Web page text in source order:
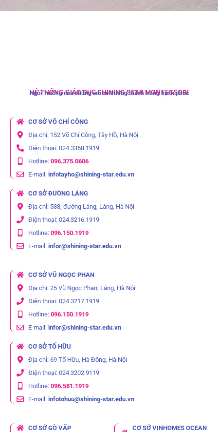
HỆ THỐNG GIÁO DỤC SHINING STAR MONTESSORI
Ngôi Trường của những em bé trưởng thành trong hạnh phúc
CƠ SỞ VÕ CHÍ CÔNG
Địa chỉ: 152 Võ Chí Công, Tây Hồ, Hà Nội
Điện thoại: 024.3368.1919
Hotline: 096.375.0606
E-mail: infotayho@shining-star.edu.vn
CƠ SỞ ĐƯỜNG LÁNG
Địa chỉ: 538, đường Láng, Láng, Hà Nội
Điện thoại: 024.3216.1919
Hotline: 096.150.1919
E-mail: infor@shining-star.edu.vn
CƠ SỞ VŨ NGỌC PHAN
Địa chỉ: 25 Vũ Ngọc Phan, Láng, Hà Nội
Điện thoại: 024.3217.1919
Hotline: 096.150.1919
E-mail: infor@shining-star.edu.vn
CƠ SỞ TỐ HỮU
Địa chỉ: 69 Tố Hữu, Hà Đông, Hà Nội
Điện thoại: 024.3202.9119
Hotline: 096.581.1919
E-mail: infotohuu@shining-star.edu.vn
CƠ SỞ GÒ VẤP
CƠ SỞ VINHOMES OCEAN